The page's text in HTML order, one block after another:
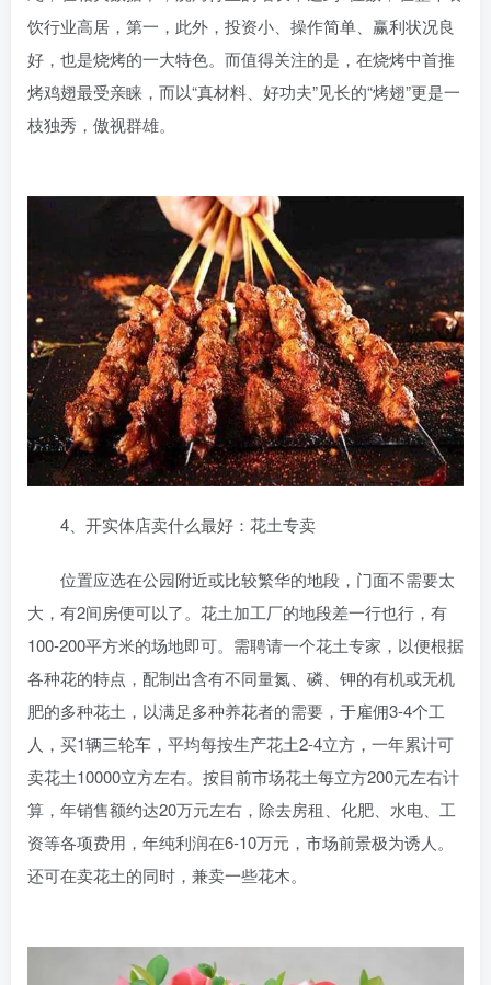
饮行业高居，第一，此外，投资小、操作简单、赢利状况良
好，也是烧烤的一大特色。而值得关注的是，在烧烤中首推
烤鸡翅最受亲睐，而以“真材料、好功夫”见长的“烤翅”更是一
枝独秀，傲视群雄。
4、开实体店卖什么最好：花土专卖
位置应选在公园附近或比较繁华的地段，门面不需要太
大，有2间房便可以了。花土加工厂的地段差一行也行，有
100-200平方米的场地即可。需聘请一个花土专家，以便根据
各种花的特点，配制出含有不同量氮、磷、钾的有机或无机
肥的多种花土，以满足多种养花者的需要，于雇佣3-4个工
人，买1辆三轮车，平均每按生产花土2-4立方，一年累计可
卖花土10000立方左右。按目前市场花土每立方200元左右计
算，年销售额约达20万元左右，除去房租、化肥、水电、工
资等各项费用，年纯利润在6-10万元，市场前景极为诱人。
还可在卖花土的同时，兼卖一些花木。